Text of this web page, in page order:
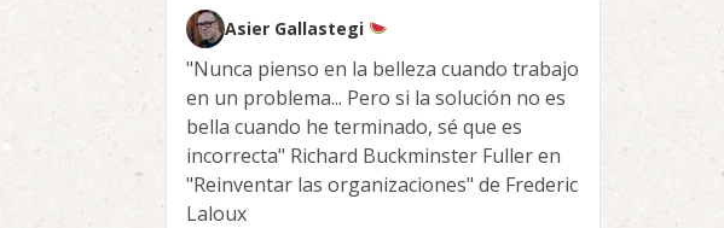
Asier Gallastegi
"Nunca pienso en la belleza cuando trabajo
en un problema... Pero si la solución no es
bella cuando he terminado, sé que es
incorrecta" Richard Buckminster Fuller en
"Reinventar las organizaciones" de Frederic
Laloux